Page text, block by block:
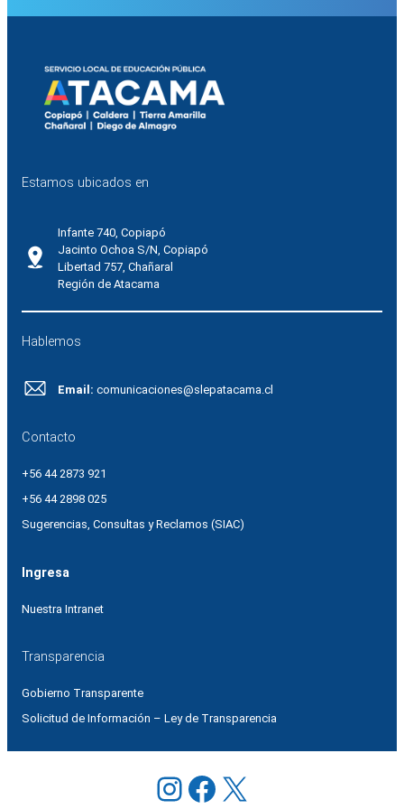
Estamos ubicados en
Infante 740, Copiapó
Jacinto Ochoa S/N, Copiapó
Libertad 757, Chañaral
Región de Atacama
Hablemos
Email: comunicaciones@slepatacama.cl
Contacto
+56 44 2873 921
+56 44 2898 025
Sugerencias, Consultas y Reclamos (SIAC)
Ingresa
Nuestra Intranet
Transparencia
Gobierno Transparente
Solicitud de Información – Ley de Transparencia
Instagram
Facebook
X